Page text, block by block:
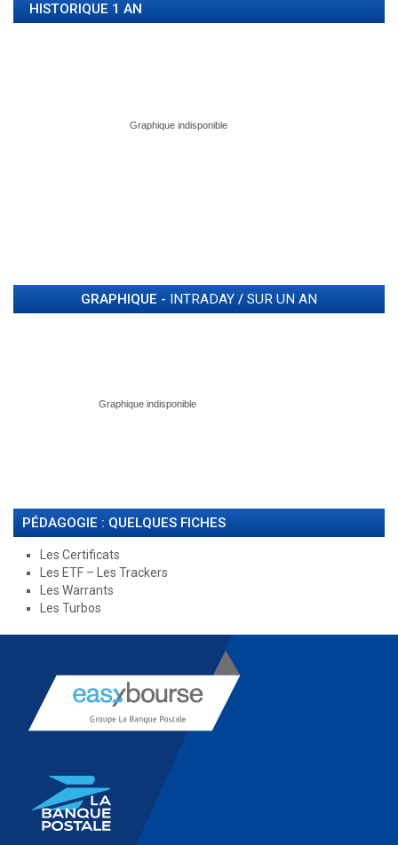
HISTORIQUE 1 AN
GRAPHIQUE - INTRADAY / SUR UN AN
PÉDAGOGIE : QUELQUES FICHES
Les Certificats
Les ETF – Les Trackers
Les Warrants
Les Turbos